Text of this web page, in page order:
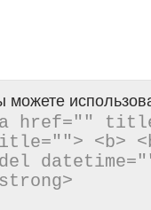
можете
href=""
<b>